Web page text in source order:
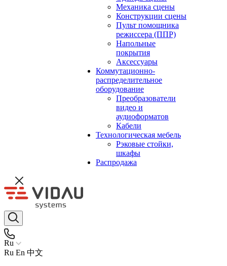
Механика сцены
Конструкции сцены
Пульт помощника
режиссера (ППР)
Напольные
покрытия
Аксессуары
Коммутационно-
распределительное
оборудование
Преобразователи
видео и
аудиоформатов
Кабели
Технологическая мебель
Рэковые стойки,
шкафы
Распродажа
Ru
Ru En 中文